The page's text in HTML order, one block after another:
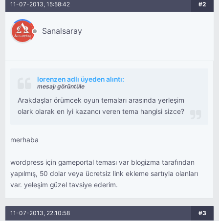
11-07-2013, 15:58:42 #2
Sanalsaray
lorenzen adlı üyeden alıntı:
mesajı görüntüle
Arakdaşlar örümcek oyun temaları arasında yerleşim
olark olarak en iyi kazancı veren tema hangisi sizce?
merhaba
wordpress için gameportal teması var blogizma tarafından
yapılmış, 50 dolar veya ücretsiz link ekleme sartıyla olanları
var. yeleşim güzel tavsiye ederim.
11-07-2013, 22:10:58 #3